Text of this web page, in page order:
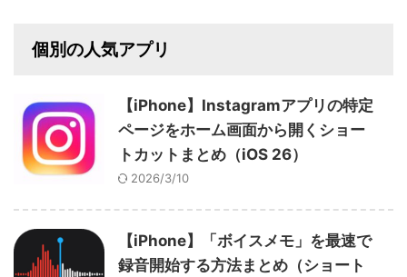
個別の人気アプリ
【iPhone】Instagramアプリの特定
ページをホーム画面から開くショー
トカットまとめ（iOS 26）
2026/3/10
【iPhone】「ボイスメモ」を最速で
録音開始する方法まとめ（ショート